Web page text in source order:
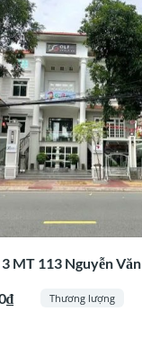
MT 113 Nguyễn
Thương lượng